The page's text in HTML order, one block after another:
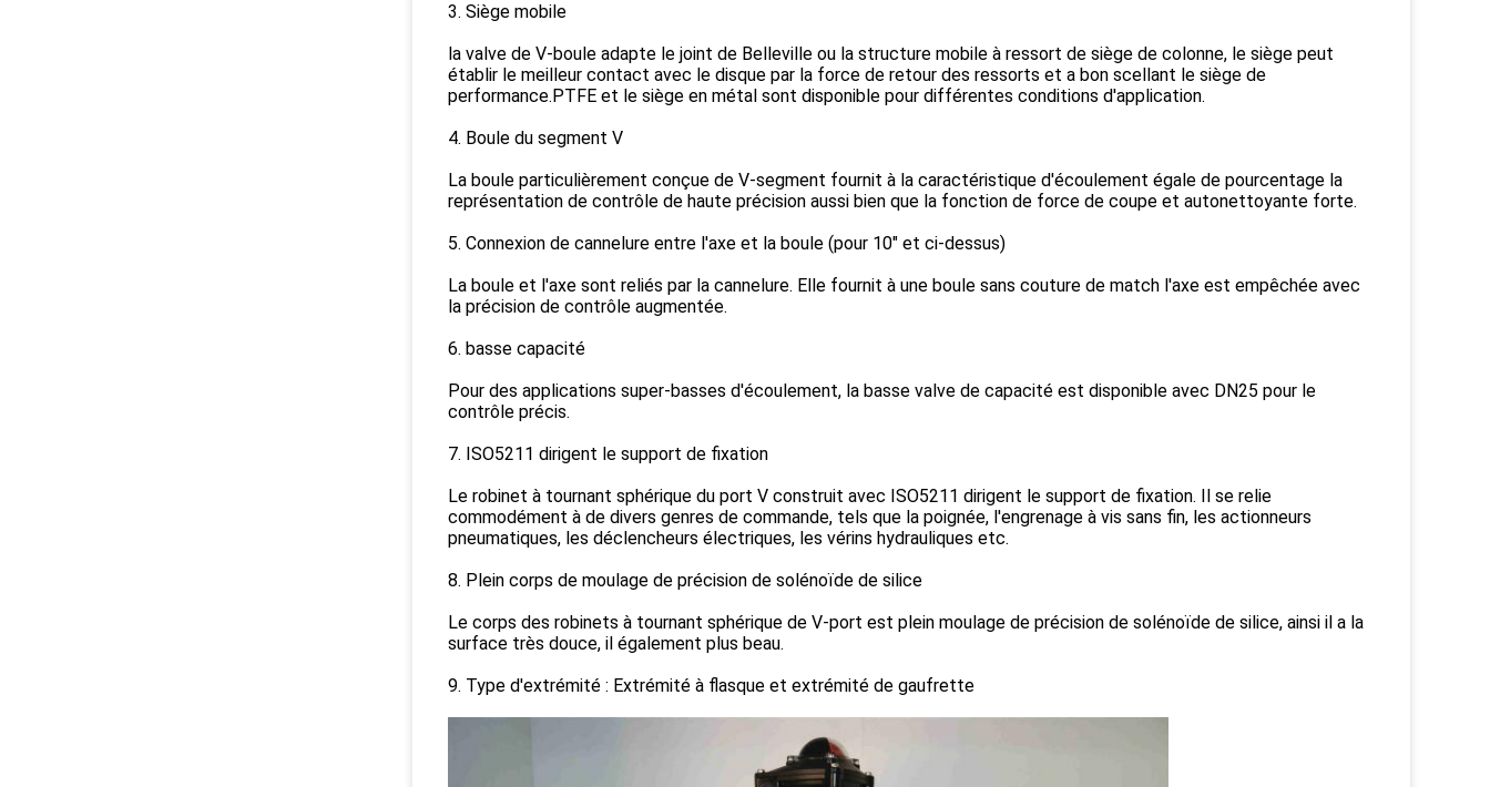
3. Siège mobile
la valve de V-boule adapte le joint de Belleville ou la structure mobile à ressort de siège de colonne, le siège peut
établir le meilleur contact avec le disque par la force de retour des ressorts et a bon scellant le siège de
performance.PTFE et le siège en métal sont disponible pour différentes conditions d'application.
4. Boule du segment V
La boule particulièrement conçue de V-segment fournit à la caractéristique d'écoulement égale de pourcentage la
représentation de contrôle de haute précision aussi bien que la fonction de force de coupe et autonettoyante forte.
5. Connexion de cannelure entre l'axe et la boule (pour 10" et ci-dessus)
La boule et l'axe sont reliés par la cannelure. Elle fournit à une boule sans couture de match l'axe est empêchée avec
la précision de contrôle augmentée.
6. basse capacité
Pour des applications super-basses d'écoulement, la basse valve de capacité est disponible avec DN25 pour le
contrôle précis.
7. ISO5211 dirigent le support de fixation
Le robinet à tournant sphérique du port V construit avec ISO5211 dirigent le support de fixation. Il se relie
commodément à de divers genres de commande, tels que la poignée, l'engrenage à vis sans fin, les actionneurs
pneumatiques, les déclencheurs électriques, les vérins hydrauliques etc.
8. Plein corps de moulage de précision de solénoïde de silice
Le corps des robinets à tournant sphérique de V-port est plein moulage de précision de solénoïde de silice, ainsi il a la
surface très douce, il également plus beau.
9. Type d'extrémité : Extrémité à flasque et extrémité de gaufrette